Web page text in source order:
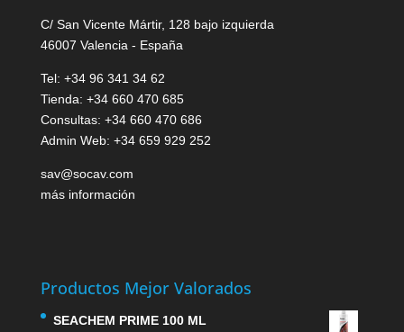
C/ San Vicente Mártir, 128 bajo izquierda
46007 Valencia - España
Tel: +34 96 341 34 62
Tienda: +34 660 470 685
Consultas: +34 660 470 686
Admin Web: +34 659 929 252
sav@socav.com
más información
Productos Mejor Valorados
SEACHEM PRIME 100 ML